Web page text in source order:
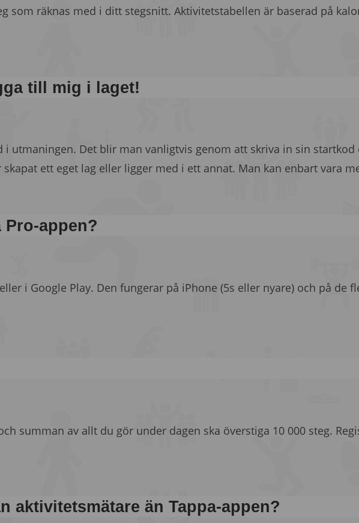
som räknas med i ditt stegsnitt. Aktivitetstabellen är baserad på
till mig i laget!
utmaningen. Det blir man vanligtvis genom att skriva in sin
ett eget lag eller ligger med i ett annat. Man kan enbart vara
Pro-appen?
i Google Play. Den fungerar på iPhone (5s eller nyare) och på de
summan av allt du gör under dagen ska överstiga 10 000 steg.
aktivitetsmätare än Tappa-appen?